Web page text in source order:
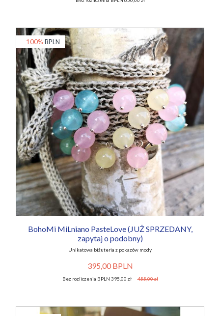
100% BPLN
BohoMi MiLniano PasteLove (JUŻ SPRZEDANY,
zapytaj o podobny)
Unikatowa biżuteria z pokazów mody
395,00 BPLN
Bez rozliczenia BPLN 395,00 zł 455,00 zł